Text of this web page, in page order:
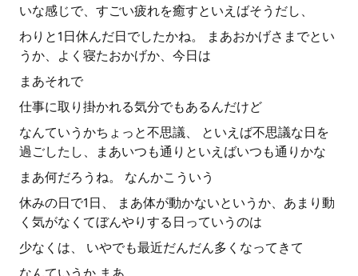
いな感じで、すごい疲れを癒すといえばそうだし、
わりと1日休んだ日でしたかね。 まあおかげさまでとい
うか、よく寝たおかげか、今日は
まあそれで
仕事に取り掛かれる気分でもあるんだけど
なんていうかちょっと不思議、 といえば不思議な日を
過ごしたし、まあいつも通りといえばいつも通りかな
まあ何だろうね。 なんかこういう
休みの日で1日、 まあ体が動かないというか、あまり動
く気がなくてぼんやりする日っていうのは
少なくは、 いやでも最近だんだん多くなってきて